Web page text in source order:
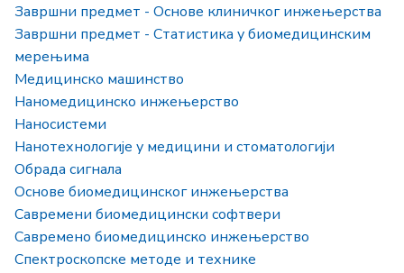
Завршни предмет - Основе клиничког инжењерства
Завршни предмет - Статистика у биомедицинским
мерењима
Медицинско машинство
Наномедицинско инжењерство
Наносистеми
Нанотехнологије у медицини и стоматологији
Обрада сигнала
Основе биомедицинског инжењерства
Савремени биомедицински софтвери
Савремено биомедицинско инжењерство
Спектроскопске методе и технике